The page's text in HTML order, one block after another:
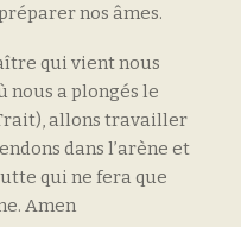
nos âmes.
qui vient nous
nous a plongés le
allons travailler
dans l’arène et
qui ne fera que
Amen